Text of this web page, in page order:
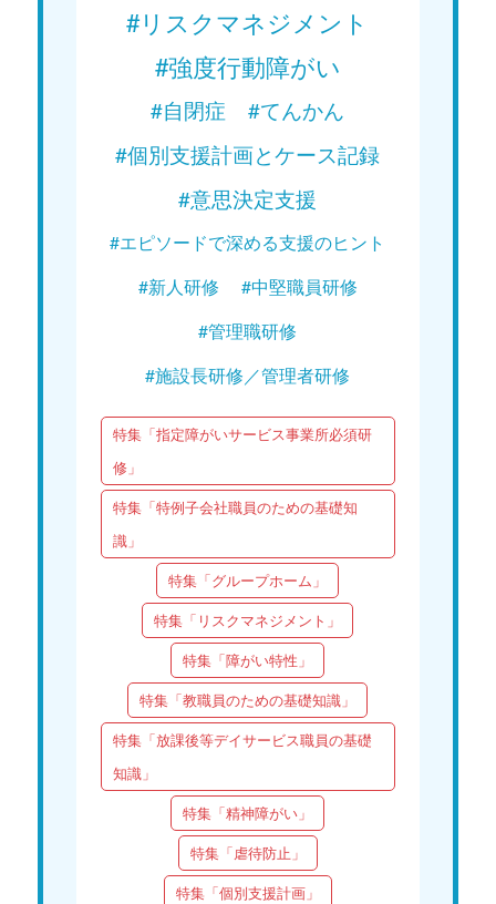
#リスクマネジメント
#強度行動障がい
#自閉症
#てんかん
#個別支援計画とケース記録
#意思決定支援
#エピソードで深める支援のヒント
#新人研修
#中堅職員研修
#管理職研修
#施設長研修／管理者研修
特集「指定障がいサービス事業所必須研
修」
特集「特例子会社職員のための基礎知
識」
特集「グループホーム」
特集「リスクマネジメント」
特集「障がい特性」
特集「教職員のための基礎知識」
特集「放課後等デイサービス職員の基礎
知識」
特集「精神障がい」
特集「虐待防止」
特集「個別支援計画」